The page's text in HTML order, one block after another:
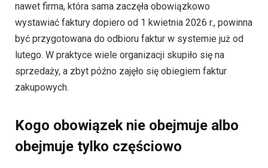
nawet firma, która sama zaczęła obowiązkowo
wystawiać faktury dopiero od 1 kwietnia 2026 r., powinna
być przygotowana do odbioru faktur w systemie już od
lutego. W praktyce wiele organizacji skupiło się na
sprzedaży, a zbyt późno zajęło się obiegiem faktur
zakupowych.
Kogo obowiązek nie obejmuje albo
obejmuje tylko częściowo